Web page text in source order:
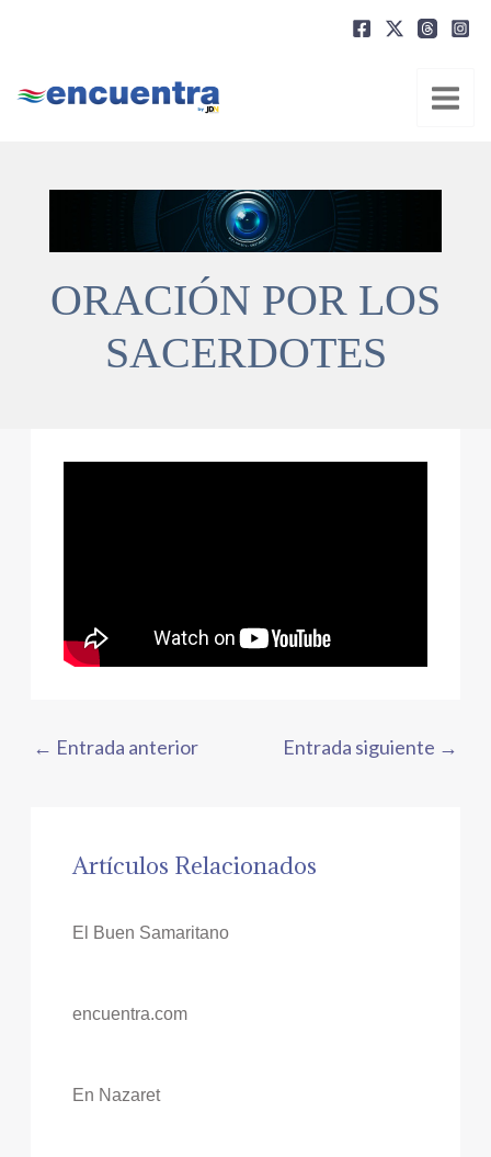
ORACIÓN POR LOS
SACERDOTES
← Entrada anterior Entrada siguiente →
Artículos Relacionados
El Buen Samaritano
encuentra.com
En Nazaret